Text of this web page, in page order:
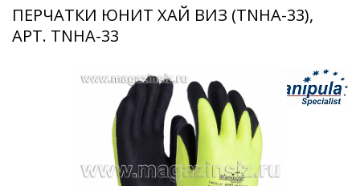
ПЕРЧАТКИ ЮНИТ ХАЙ ВИЗ (TNHA-33),
АРТ. TNHA-33